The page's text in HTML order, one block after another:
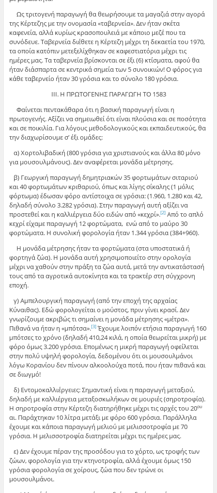
Ως τριτογενή παραγωγή θα θεωρήσουμε τα μαγαζιά στην αγορά
της Κέρτεζης με την ονομασία «ταβερνεία». Δεν ήταν σκέτα
καφενεία, αλλά κυρίως κρασοπουλειά με κάποιο μεζέ που τα
συνόδευε. Ταβερνεία διέθετε η Κέρτεζη μέχρι τη δεκαετία του 1970,
τα οποία κατόπιν μετεξελίχθηκαν σε καφεστιατόρια μέχρι τις
ημέρες μας. Τα ταβερνεία βρίσκονται σε έξι (6) κτίσματα, αφού θα
ήταν διάσπαρτα σε κεντρικά σημεία των 5 συνοικιών! Ο φόρος για
κάθε ταβερνείο ήταν 30 γρόσια και το σύνολο 180 γρόσια.
ΙΙΙ. Η ΠΡΩΤΟΓΕΝΗΣ ΠΑΡΑΓΩΓΗ ΤΟ 1583
Φαίνεται πεντακάθαρα ότι η βασική παραγωγή είναι η
πρωτογενής. Αξίζει να σημειωθεί ότι είναι πλούσια και σε ποσότητα
και σε ποικιλία. Για λόγους μεθοδολογικούς και εκπαιδευτικούς, θα
την διαχωρίσουμε σ’ έξι ομάδες:
α) Χορτολιβαδική (800 γρόσια για χριστιανούς και άλλα 80 μόνο
για μουσουλμάνους). Δεν αναφέρεται μονάδα μέτρησης.
β) Γεωργική παραγωγή δημητριακών 35 φορτωμάτων σιταριού
και 40 φορτωμάτων κριθαριού, όπως και λίγης σίκαλης (1 μόλις
φόρτωμα) έδωσαν φόρο αντίστοιχα σε γρόσια: (1.960, 1.280 και 42,
δηλαδή σύνολο 3.282 γρόσια). Στην παραγωγή αυτή αξίζει να
προστεθεί και η καλλιέργεια δύο ειδών από «κεχρί».[2]Από το απλό
κεχρί είχαμε παραγωγή 12 φορτώματα, ενώ από το μαύρο 30
φορτώματα. Η συνολική φορολογία ήταν 1.344 γρόσια (384+960).
Η μονάδα μέτρησης ήταν τα φορτώματα (στα υποστατικά ή
φορτηγά ζώα). Η μονάδα αυτή χρησιμοποιείτο στην ορολογία
μέχρι να χαθούν στην πράξη τα ζώα αυτά, μετά την αντικατάστασή
τους από τα αγροτικά αυτοκίνητα και τα τρακτέρ στη σύγχρονη
εποχή.
γ) Αμπελουργική παραγωγή (από την εποχή της αρχαίας
Κύναιθας). Εδώ φορολογείται ο μούστος, πριν γίνει κρασί. Δεν
γνωρίζουμε ακριβώς τι σημαίνει η μονάδα μέτρησης «μέτρα».
Πιθανά να ήταν η «μπότσα».[3]Έχουμε λοιπόν ετήσια παραγωγή 160
μπότσες το χρόνο (δηλαδή 410,24 κιλά, η οποία θεωρείται μικρή) με
φόρο όμως 3.200 γρόσια. Επομένως η μικρή παραγωγή οφείλεται
στην πολύ υψηλή φορολογία, δεδομένου ότι οι μουσουλμάνοι
λόγω Κορανίου δεν πίνουν αλκοολούχα ποτά, που ήταν πιθανά και
σε διωγμό!
δ) Εντομοκαλλιέργειες: Σημαντική είναι η παραγωγή μεταξιού,
δηλαδή με καλλιέργεια μεταξοσκωλήκων σε μουριές (σηροτροφία).
Η σηροτροφία στην Κέρτεζη διατηρήθηκε μέχρι τις αρχές του 20ου
αι. Παράχτηκαν 10 λίτρα μετάξι με φόρο 600 γρόσια. Παράλληλα
έχουμε και κάποια παραγωγή μελιού με μελισσοτροφία με 70
γρόσια. Η μελισσοτροφία διατηρείται μέχρι τις ημέρες μας.
ε) Δεν έχουμε πέραν της προσόδου για το χόρτο, ως τροφής των
ζώων, φορολογία για την κτηνοτροφία, αλλά έχουμε όμως 150
γρόσια φορολογία σε χοίρους, ζώα που δεν τρώνε οι
μουσουλμάνοι.